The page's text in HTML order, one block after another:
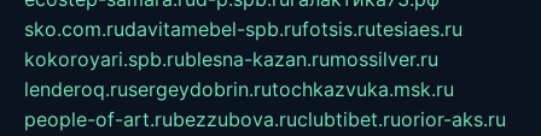
sko.com.rudavitamebel-spb.rufotsis.rutesiaes.ru
kokoroyari.spb.rublesna-kazan.rumossilver.ru
lenderoq.rusergeydobrin.rutochkazvuka.msk.ru
people-of-art.rubezzubova.ruclubtibet.ruorior-aks.ru